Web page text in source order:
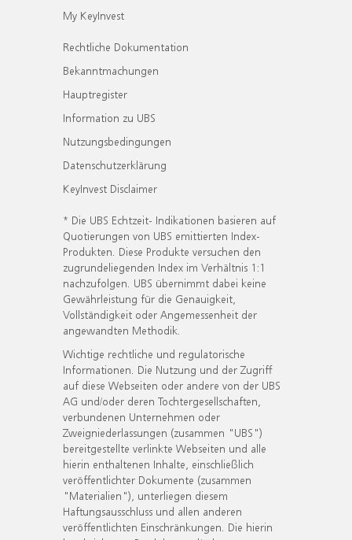
My KeyInvest
Rechtliche Dokumentation
Bekanntmachungen
Hauptregister
Information zu UBS
Nutzungsbedingungen
Datenschutzerklärung
KeyInvest Disclaimer
* Die UBS Echtzeit- Indikationen basieren auf
Quotierungen von UBS emittierten Index-
Produkten. Diese Produkte versuchen den
zugrundeliegenden Index im Verhältnis 1:1
nachzufolgen. UBS übernimmt dabei keine
Gewährleistung für die Genauigkeit,
Vollständigkeit oder Angemessenheit der
angewandten Methodik.
Wichtige rechtliche und regulatorische
Informationen. Die Nutzung und der Zugriff
auf diese Webseiten oder andere von der UBS
AG und/oder deren Tochtergesellschaften,
verbundenen Unternehmen oder
Zweigniederlassungen (zusammen "UBS")
bereitgestellte verlinkte Webseiten und alle
hierin enthaltenen Inhalte, einschließlich
veröffentlichter Dokumente (zusammen
"Materialien"), unterliegen diesem
Haftungsausschluss und allen anderen
veröffentlichten Einschränkungen. Die hierin